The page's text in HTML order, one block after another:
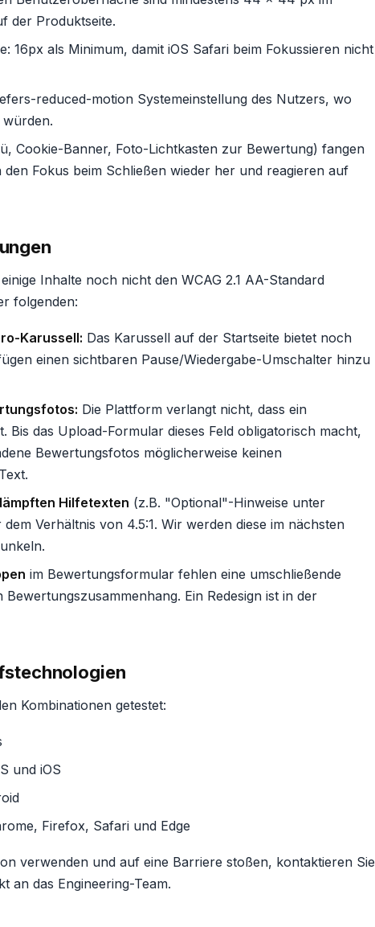
der Produktseite.
16px als Minimum, damit iOS Safari beim Fokussieren nicht
reduced-motion Systemeinstellung des Nutzers, wo
würden.
Cookie-Banner, Foto-Lichtkasten zur Bewertung) fangen
Fokus beim Schließen wieder her und reagieren auf
Inhalte noch nicht den WCAG 2.1 AA-Standard
folgenden:
Karussell: Das Karussell auf der Startseite bietet noch
einen sichtbaren Pause/Wiedergabe-Umschalter hinzu
Die Plattform verlangt nicht, dass ein
Bis das Upload-Formular dieses Feld obligatorisch macht,
Bewertungsfotos möglicherweise keinen
Hilfetexten (z.B. "Optional"-Hinweise unter
Verhältnis von 4.5:1. Wir werden diese im nächsten
im Bewertungsformular fehlen eine umschließende
Ein Redesign ist in der
Kombinationen getestet:
und iOS
Firefox, Safari und Edge
verwenden und auf eine Barriere stoßen, kontaktieren Sie
an das Engineering-Team.